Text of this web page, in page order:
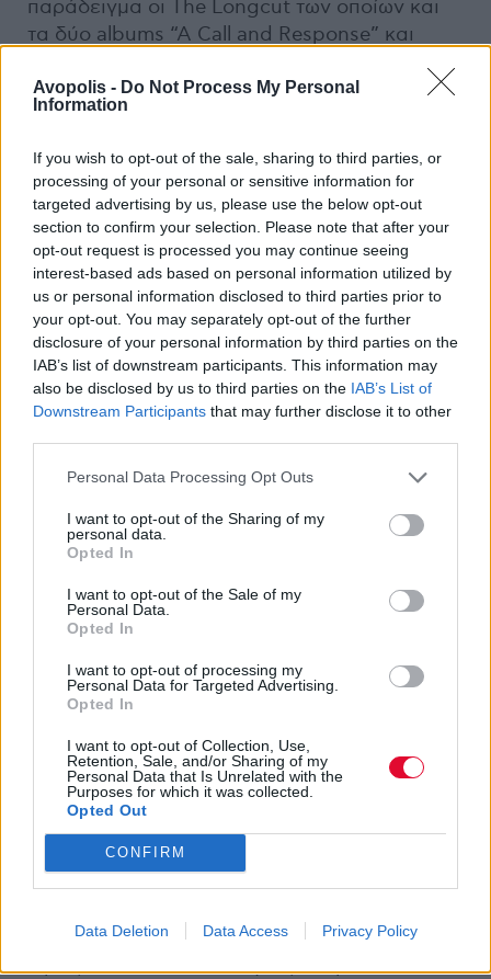
Avopolis - Do Not Process My Personal
Information
If you wish to opt-out of the sale, sharing to third parties, or
processing of your personal or sensitive information for
targeted advertising by us, please use the below opt-out
section to confirm your selection. Please note that after your
opt-out request is processed you may continue seeing
interest-based ads based on personal information utilized by
us or personal information disclosed to third parties prior to
your opt-out. You may separately opt-out of the further
disclosure of your personal information by third parties on the
IAB’s list of downstream participants. This information may
also be disclosed by us to third parties on the IAB’s List of
Downstream Participants that may further disclose it to other
Personal Data Processing Opt Outs
I want to opt-out of the Sharing of my
personal data.
Opted In
I want to opt-out of the Sale of my
Personal Data.
Opted In
I want to opt-out of processing my
Personal Data for Targeted Advertising.
Opted In
I want to opt-out of Collection, Use,
Retention, Sale, and/or Sharing of my
Personal Data that Is Unrelated with the
Purposes for which it was collected.
Opted Out
CONFIRM
Data Deletion Data Access Privacy Policy
παράδειγμα οι The Longcut των οποίων και
τα δύο albums “A Call and Response” και
χρονιές κυκλοφορίας τους σε όλες τις best
of λίστες των μουσικών δημοσιογράφων ανά
ανάλογα αντίτυπα. Ευτυχώς ωστόσο που
υπάρχουν ακόμα μπάντες σαν τους The
Longcut για να επανακαθορίζουν τα όρια της
ροκ μουσικής με κάθε νέα τους κυκλοφορία.
Ακούστε: “A Tried and Tested Method”
Myspace:www.myspace.com/thelongcut
Rykarda Parasol
H Nico, o Johhny Cash, οι Bad Seeds, οι
Concrete Blonde είναι μόνο μερικοί από τους
φωνή της τραγουδάει, με Καλιφορνέζικο 70’s
χαρακτήρα και ηχόχρωμα, βιώματα και
μεγάλωσε. Η ίδια το χαρακτηρίζει ως “rock
noir”, ένας όρος που περιγράφει απόλυτα τη
Rykarda και την μουσική της.
Ακούστε: “She’s Like Heroin”
Myspace:www.myspace.com/rykardaparasol
Poka
Σε περίπτωση που κάποιος δεν γνώριζε την
εθνικότητα του Poka τότε εύκολα θα
μεγάλη σχολή της Γαλλικής house σκηνής.
Όμως ο Poka είναι Έλληνας και μάλιστα από